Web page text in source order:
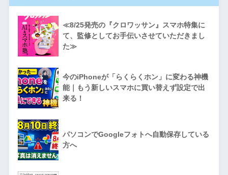
≪8/25発売の『クロワッサン』スマホ特集に
て、監修としてお手伝いさせていただきまし
た≫
今のiPhoneが「らくらくホン」に変わる神機
能｜もう新しいスマホに買い替えず設定で出
来る！
パソコンでGoogleフォトへ自動保存している
方へ